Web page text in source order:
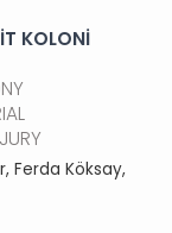
KOLONİ
Ferda Köksay,